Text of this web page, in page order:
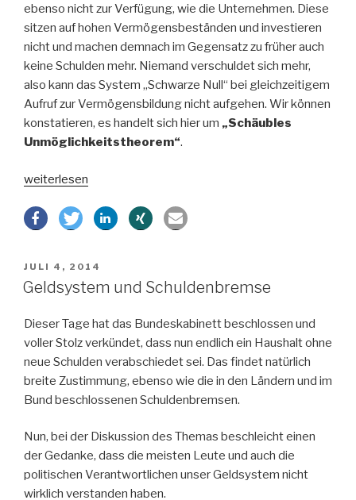
ebenso nicht zur Verfügung, wie die Unternehmen. Diese
sitzen auf hohen Vermögensbeständen und investieren
nicht und machen demnach im Gegensatz zu früher auch
keine Schulden mehr. Niemand verschuldet sich mehr,
also kann das System „Schwarze Null“ bei gleichzeitigem
Aufruf zur Vermögensbildung nicht aufgehen. Wir können
konstatieren, es handelt sich hier um „Schäubles
Unmöglichkeitstheorem“.
„Schäubles
weiterlesen
VERÖFFENTLICHT
AM
JULI 4, 2014
Geldsystem und Schuldenbremse
Dieser Tage hat das Bundeskabinett beschlossen und
voller Stolz verkündet, dass nun endlich ein Haushalt ohne
neue Schulden verabschiedet sei. Das findet natürlich
breite Zustimmung, ebenso wie die in den Ländern und im
Bund beschlossenen Schuldenbremsen.
Nun, bei der Diskussion des Themas beschleicht einen
der Gedanke, dass die meisten Leute und auch die
politischen Verantwortlichen unser Geldsystem nicht
wirklich verstanden haben.